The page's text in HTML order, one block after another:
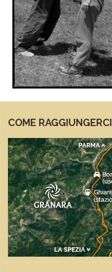
COME RAGGIUNGERCI